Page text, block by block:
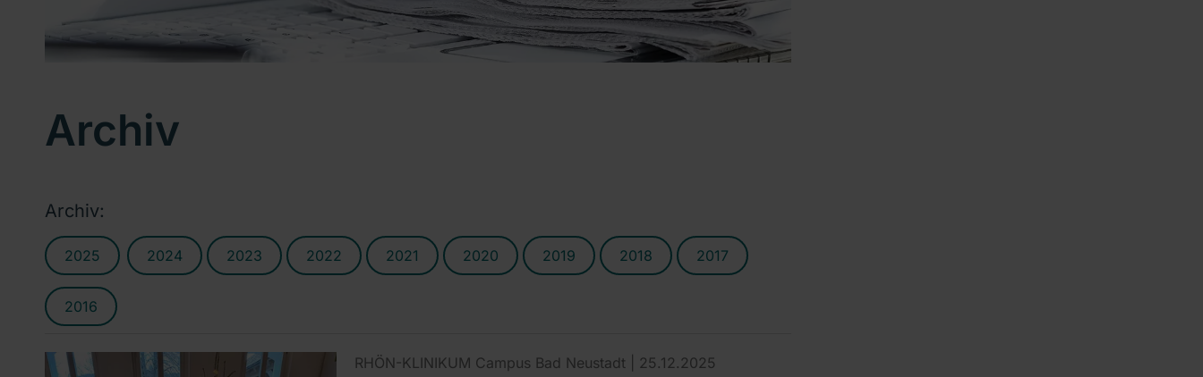
Archiv
Archiv:
2025 2024 2023 2022 2021 2020 2019 2018 2017
2016
RHÖN-KLINIKUM Campus Bad Neustadt | 25.12.2025